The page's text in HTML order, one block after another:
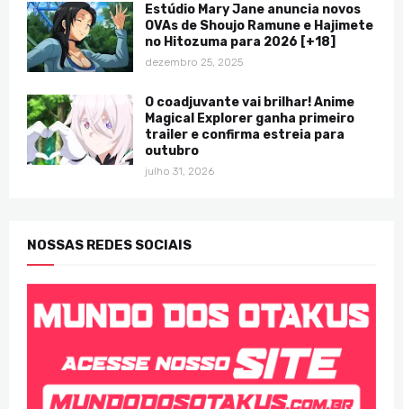
Estúdio Mary Jane anuncia novos
OVAs de Shoujo Ramune e Hajimete
no Hitozuma para 2026 [+18]
dezembro 25, 2025
O coadjuvante vai brilhar! Anime
Magical Explorer ganha primeiro
trailer e confirma estreia para
outubro
julho 31, 2026
NOSSAS REDES SOCIAIS